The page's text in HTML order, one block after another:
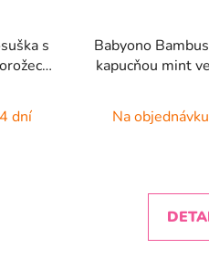
s
dní
Babyono
kapucňou mint
Na